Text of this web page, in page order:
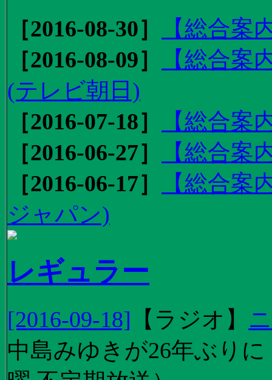
［2016-08-30］
【総合
［2016-08-09］
【総合
(テレビ朝日)
［2016-07-18］
【総合案
［2016-06-27］
【総合案
［2016-06-17］
【総合
ジャパン)
レギュラー
[2016-09-18] 【 ラジオ 】
中島みゆきが26年ぶり